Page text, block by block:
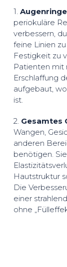
1. Augenringe
periokuläre
verbessern,
feine Linien
Festigkeit zu
Patienten mit
Erschlaffung
aufgebaut,
ist.
2. Gesamtes
Wangen,
anderen
benötigen.
Hautstruktur
Die
einer
ohne